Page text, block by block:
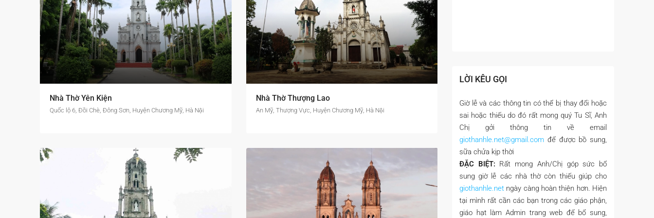
Nhà Thờ Yên Kiện
Quốc lộ 6, Đồi Chè, Đông Sơn, Huyện Chương Mỹ, Hà Nội
Nhà Thờ Thượng Lao
An Mỹ, Thượng Vực, Huyện Chương Mỹ, Hà Nội
LỜI KÊU GỌI
Giờ lễ và các thông tin có thể bị thay đổi hoặc
sai hoặc thiếu do đó rất mong quý Tu Sĩ, Anh
Chị gởi thông tin về email
giothanhle.net@gmail.com để được bồ sung,
sữa chửa kịp thời
ĐẶC BIỆT: Rất mong Anh/Chị góp sức bổ
sung giờ lễ các nhà thờ còn thiếu giúp cho
giothanhle.net ngày càng hoàn thiện hơn. Hiện
tại mình rất cần các bạn trong các giáo phận,
giáo hạt làm Admin trang web để bổ sung,